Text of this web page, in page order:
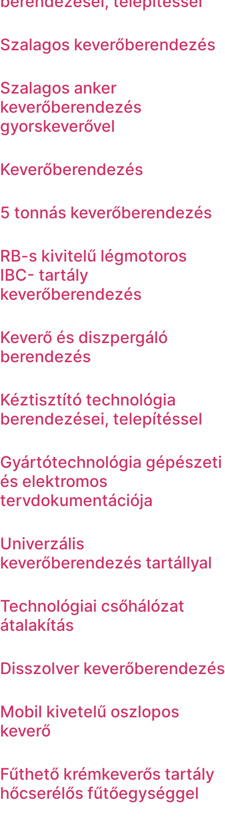
Szalagos keverőberendezés
Szalagos anker
keverőberendezés
gyorskeverővel
Keverőberendezés
5 tonnás keverőberendezés
RB-s kivitelű légmotoros
IBC- tartály
keverőberendezés
Keverő és diszpergáló
berendezés
Kéztisztító technológia
berendezései, telepítéssel
Gyártótechnológia gépészeti
és elektromos
tervdokumentációja
Univerzális
keverőberendezés tartállyal
Technológiai csőhálózat
átalakítás
Disszolver keverőberendezés
Mobil kivetelű oszlopos
keverő
Fűthető krémkeverős tartály
hőcserélős fűtőegységgel